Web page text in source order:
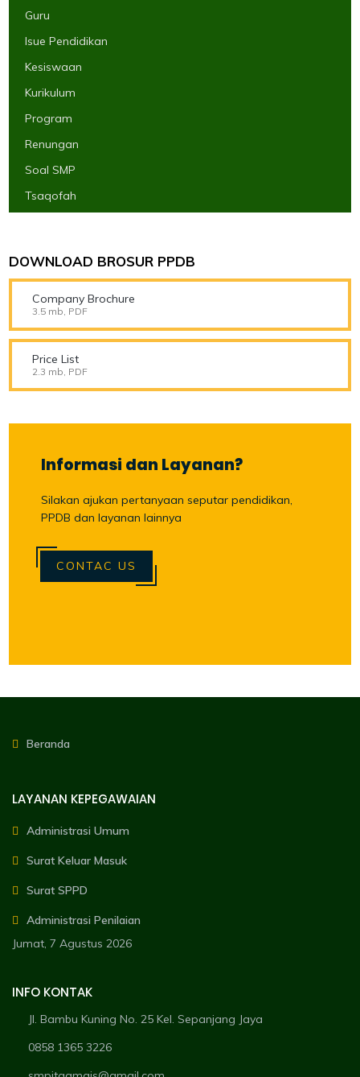
Guru
Isue Pendidikan
Kesiswaan
Kurikulum
Program
Renungan
Soal SMP
Tsaqofah
DOWNLOAD BROSUR PPDB
Company Brochure
3.5 mb, PDF
Price List
2.3 mb, PDF
Informasi dan Layanan?
Silakan ajukan pertanyaan seputar pendidikan,
PPDB dan layanan lainnya
CONTAC US
Beranda
LAYANAN KEPEGAWAIAN
Administrasi Umum
Surat Keluar Masuk
Surat SPPD
Administrasi Penilaian
Jumat, 7 Agustus 2026
INFO KONTAK
Jl. Bambu Kuning No. 25 Kel. Sepanjang Jaya
0858 1365 3226